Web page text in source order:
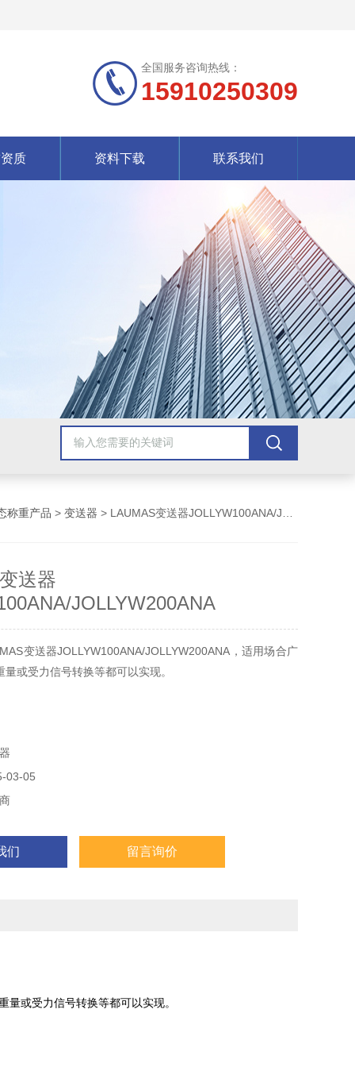
全国服务咨询热线：
15910250309
质 资料下载 联系我们
称重产品 > 变送器 > LAUMAS变送器JOLLYW100ANA/JOLLYW200ANA
送器
JOLLYW200ANA
变送器JOLLYW100ANA/JOLLYW200ANA，适用场合广
或受力信号转换等都可以实现。
03-05
们 留言询价
量或受力信号转换等都可以实现。